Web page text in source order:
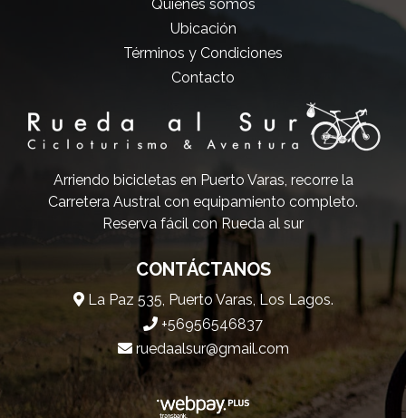
Quiénes somos
Ubicación
Términos y Condiciones
Contacto
Arriendo bicicletas en Puerto Varas, recorre la
Carretera Austral con equipamiento completo.
Reserva fácil con Rueda al sur
CONTÁCTANOS
La Paz 535, Puerto Varas, Los Lagos.
+56956546837
ruedaalsur@gmail.com